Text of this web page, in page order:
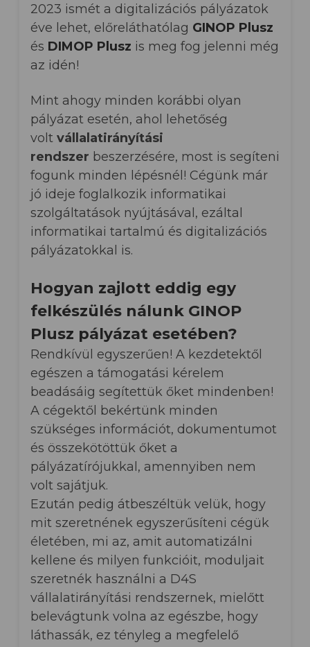
2023 ismét a digitalizációs pályázatok
éve lehet, előreláthatólag GINOP Plusz
és DIMOP Plusz is meg fog jelenni még
az idén!
Mint ahogy minden korábbi olyan
pályázat esetén, ahol lehetőség
volt vállalatirányítási
rendszer beszerzésére, most is segíteni
fogunk minden lépésnél! Cégünk már
jó ideje foglalkozik informatikai
szolgáltatások nyújtásával, ezáltal
informatikai tartalmú és digitalizációs
pályázatokkal is.
Hogyan zajlott eddig egy
felkészülés nálunk GINOP
Plusz pályázat esetében?
Rendkívül egyszerűen! A kezdetektől
egészen a támogatási kérelem
beadásáig segítettük őket mindenben!
A cégektől bekértünk minden
szükséges információt, dokumentumot
és összekötöttük őket a
pályázatírójukkal, amennyiben nem
volt sajátjuk.
Ezután pedig átbeszéltük velük, hogy
mit szeretnének egyszerűsíteni cégük
életében, mi az, amit automatizálni
kellene és milyen funkcióit, moduljait
szeretnék használni a D4S
vállalatirányítási rendszernek, mielőtt
belevágtunk volna az egészbe, hogy
láthassák, ez tényleg a megfelelő